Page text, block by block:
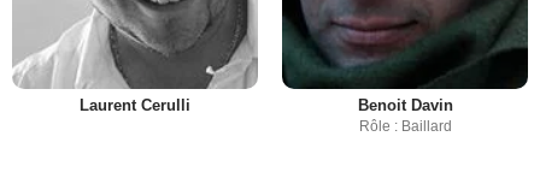
Laurent Cerulli Benoit Davin
Rôle : Baillard